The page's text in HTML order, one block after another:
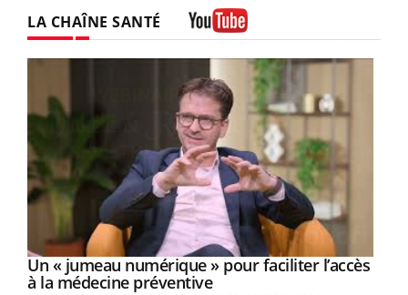
LA CHAÎNE SANTÉ
Youtube
Un « jumeau numérique » pour faciliter l’accès
à la médecine préventiveYoutube